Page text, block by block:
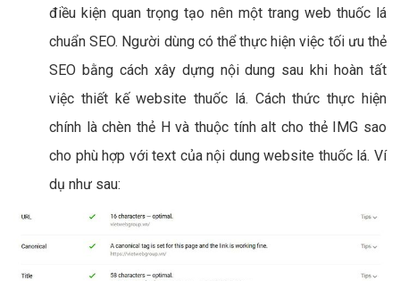
điều kiện quan trọng tạo nên một trang web thuốc lá
chuẩn SEO. Người dùng có thể thực hiện việc tối ưu thẻ
SEO bằng cách xây dựng nội dung sau khi hoàn tất
việc thiết kế website thuốc lá. Cách thức thực hiện
chính là chèn thẻ H và thuộc tính alt cho thẻ IMG sao
cho phù hợp với text của nội dung website thuốc lá. Ví
dụ như sau: